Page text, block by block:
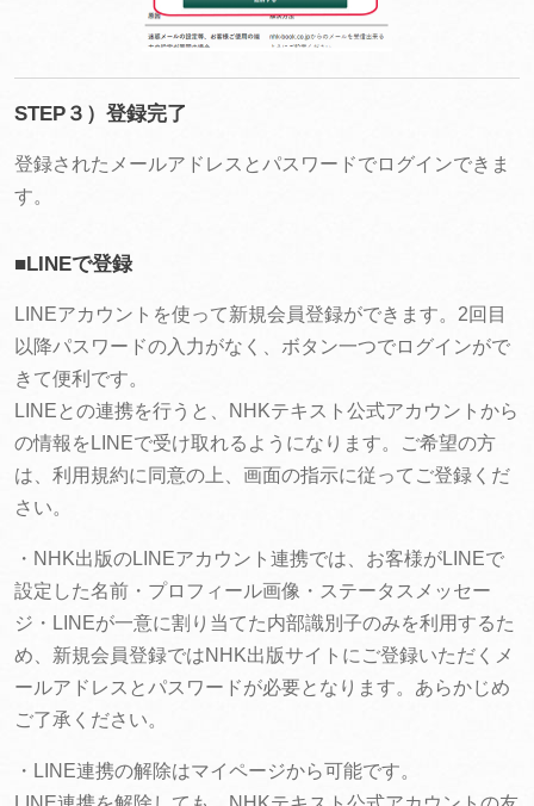
STEP３）登録完了
登録されたメールアドレスとパスワードでログインできま
す。
■LINEで登録
LINEアカウントを使って新規会員登録ができます。2回目
以降パスワードの入力がなく、ボタン一つでログインがで
きて便利です。
LINEとの連携を行うと、NHKテキスト公式アカウントから
の情報をLINEで受け取れるようになります。ご希望の方
は、利用規約に同意の上、画面の指示に従ってご登録くだ
さい。
・NHK出版のLINEアカウント連携では、お客様がLINEで
設定した名前・プロフィール画像・ステータスメッセー
ジ・LINEが一意に割り当てた内部識別子のみを利用するた
め、新規会員登録ではNHK出版サイトにご登録いただくメ
ールアドレスとパスワードが必要となります。あらかじめ
ご了承ください。
・LINE連携の解除はマイページから可能です。